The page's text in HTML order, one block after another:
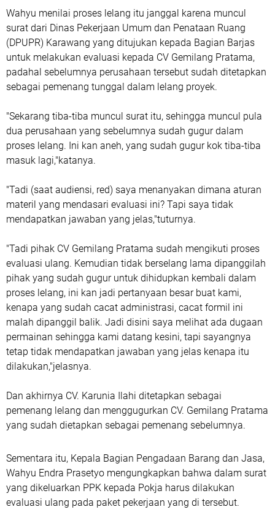
Wahyu menilai proses lelang itu janggal karena muncul
surat dari Dinas Pekerjaan Umum dan Penataan Ruang
(DPUPR) Karawang yang ditujukan kepada Bagian Barjas
untuk melakukan evaluasi kepada CV Gemilang Pratama,
padahal sebelumnya perusahaan tersebut sudah ditetapkan
sebagai pemenang tunggal dalam lelang proyek.
"Sekarang tiba-tiba muncul surat itu, sehingga muncul pula
dua perusahaan yang sebelumnya sudah gugur dalam
proses lelang. Ini kan aneh, yang sudah gugur kok tiba-tiba
masuk lagi,"katanya.
"Tadi (saat audiensi, red) saya menanyakan dimana aturan
materil yang mendasari evaluasi ini? Tapi saya tidak
mendapatkan jawaban yang jelas,"tuturnya.
"Tadi pihak CV Gemilang Pratama sudah mengikuti proses
evaluasi ulang. Kemudian tidak berselang lama dipanggilah
pihak yang sudah gugur untuk dihidupkan kembali dalam
proses lelang, ini kan jadi pertanyaan besar buat kami,
kenapa yang sudah cacat administrasi, cacat formil ini
malah dipanggil balik. Jadi disini saya melihat ada dugaan
permainan sehingga kami datang kesini, tapi sayangnya
tetap tidak mendapatkan jawaban yang jelas kenapa itu
dilakukan,"jelasnya.
Dan akhirnya CV. Karunia Ilahi ditetapkan sebagai
pemenang lelang dan menggugurkan CV. Gemilang Pratama
yang sudah dietapkan sebagai pemenang sebelumnya.
Sementara itu, Kepala Bagian Pengadaan Barang dan Jasa,
Wahyu Endra Prasetyo mengungkapkan bahwa dalam surat
yang dikeluarkan PPK kepada Pokja harus dilakukan
evaluasi ulang pada paket pekerjaan yang di tersebut.